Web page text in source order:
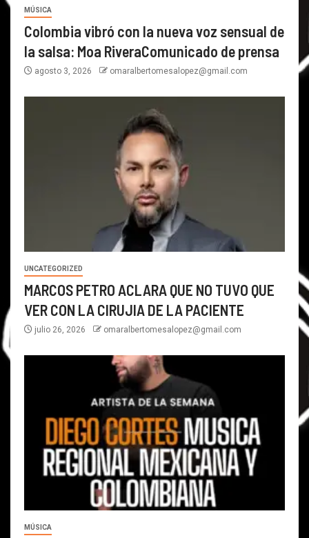
MÚSICA
Colombia vibró con la nueva voz sensual de
la salsa: Moa RiveraComunicado de prensa
agosto 3, 2026 omaralbertomesalopez@gmail.com
UNCATEGORIZED
MARCOS PETRO ACLARA QUE NO TUVO QUE
VER CON LA CIRUJIA DE LA PACIENTE
julio 26, 2026 omaralbertomesalopez@gmail.com
MÚSICA